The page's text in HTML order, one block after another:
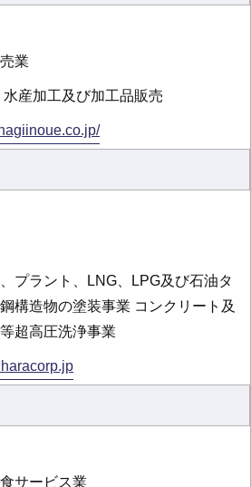
業
産加工及び加工品販売
プラント、LNG、LPG及び石油タ
構造物の塗装事業 コンクリート及
超高圧洗浄事業
サービス業